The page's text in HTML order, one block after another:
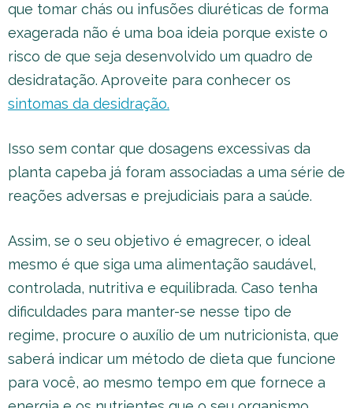
que tomar chás ou infusões diuréticas de forma
exagerada não é uma boa ideia porque existe o
risco de que seja desenvolvido um quadro de
desidratação. Aproveite para conhecer os
sintomas da desidração.
Isso sem contar que dosagens excessivas da
planta capeba já foram associadas a uma série de
reações adversas e prejudiciais para a saúde.
Assim, se o seu objetivo é emagrecer, o ideal
mesmo é que siga uma alimentação saudável,
controlada, nutritiva e equilibrada. Caso tenha
dificuldades para manter-se nesse tipo de
regime, procure o auxílio de um nutricionista, que
saberá indicar um método de dieta que funcione
para você, ao mesmo tempo em que fornece a